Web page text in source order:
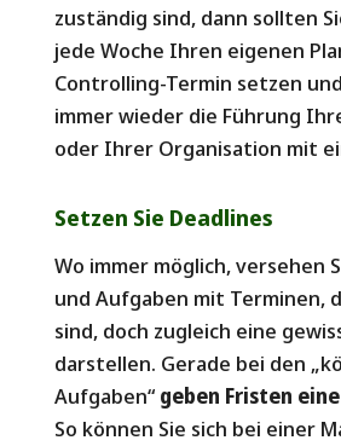
zuständig sind, dann sollten
jede Woche Ihren eigenen
Controlling-Termin setzen
immer wieder die Führung
oder Ihrer Organisation mit
Setzen Sie Deadlines
Wo immer möglich, versehen
und Aufgaben mit Terminen,
sind, doch zugleich eine
darstellen. Gerade bei den
Aufgaben“ geben Fristen
So können Sie sich bei einer